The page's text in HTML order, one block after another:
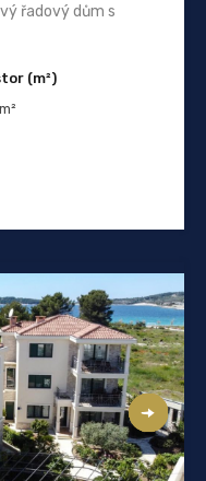
řadový dům s
(m²)
m²